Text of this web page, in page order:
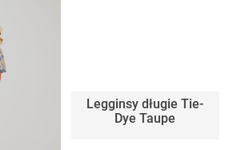
Legginsy długie Tie-
Dye Taupe